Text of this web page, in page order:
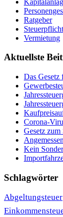
Ratgeber
Vermietung
Aktuellste
Das Gesetz
Corona-
Ge­setz
Kein
Schlagwörter
Abgeltungsteuer